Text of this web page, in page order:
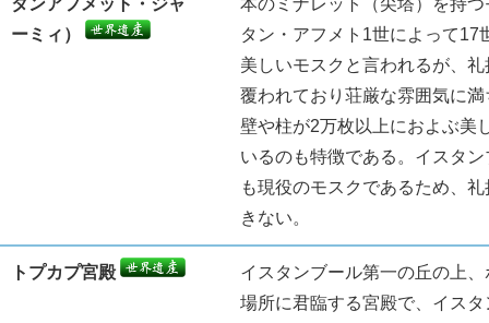
タンアフメット・ジャ
ーミィ）
本のミナレット（尖塔）を持
タン・アフメト1世によって17
美しいモスクと言われるが、
覆われており荘厳な雰囲気に
壁や柱が2万枚以上におよぶ美
いるのも特徴である。イスタ
も現役のモスクであるため、
きない。
トプカプ宮殿
イスタンブール第一の丘の上
場所に君臨する宮殿で、イス